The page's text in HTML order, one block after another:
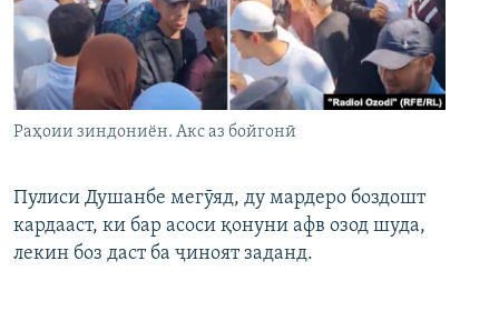
Раҳоии зиндониён. Акс аз бойгонӣ
Пулиси Душанбе мегӯяд, ду мардеро боздошт
кардааст, ки бар асоси қонуни афв озод шуда,
лекин боз даст ба ҷиноят заданд.